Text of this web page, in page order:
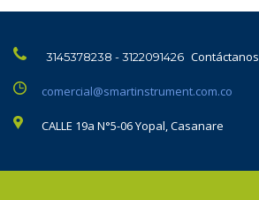
3145378238 - 3122091426 Contáctanos
comercial@smartinstrument.com.co
CALLE 19a N°5-06 Yopal, Casanare